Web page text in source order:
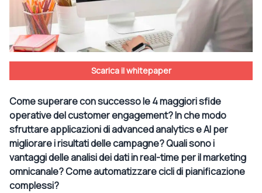
Scarica il whitepaper
Come superare con successo le 4 maggiori sfide
operative del customer engagement? In che modo
sfruttare applicazioni di advanced analytics e AI per
migliorare i risultati delle campagne? Quali sono i
vantaggi delle analisi dei dati in real-time per il marketing
omnicanale? Come automatizzare cicli di pianificazione
complessi?